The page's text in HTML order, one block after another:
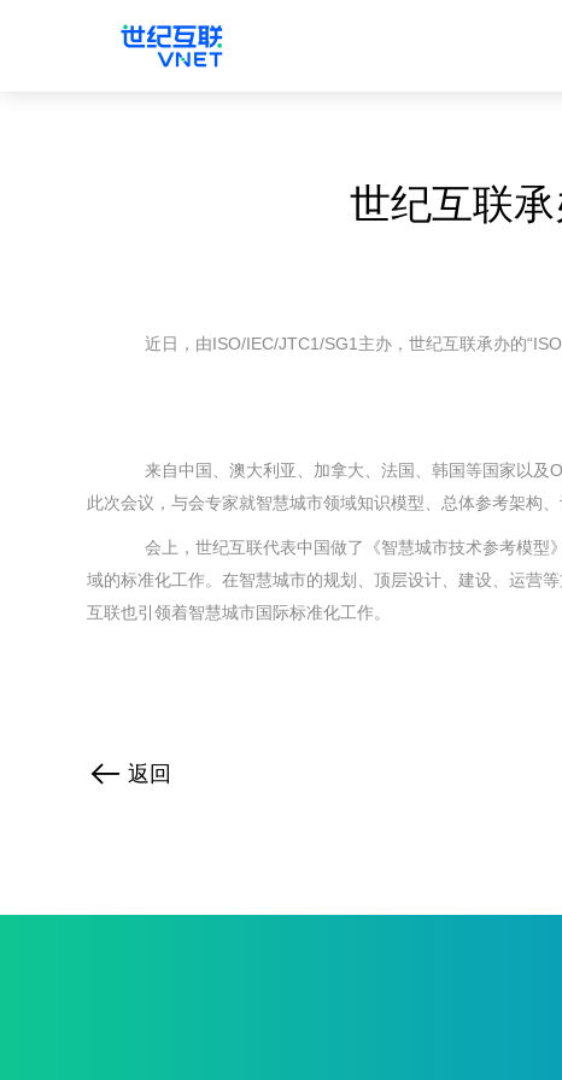
世纪互联承
近日，由ISO/IEC/JTC1/SG1主办，世纪互联承办的
来自中国、澳大利亚、加拿大、法国、韩国等国家以及
此次会议，与会专家就智慧城市领域知识模型、总体参考架构
会上，世纪互联代表中国做了《智慧城市技术参考模
域的标准化工作。在智慧城市的规划、顶层设计、建设、运营
互联也引领着智慧城市国际标准化工作。
返回